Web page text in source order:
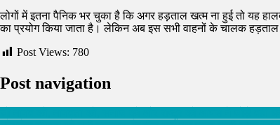
लोगों में इतना पैनिक भर चुका है कि अगर हड़ताल खत्म ना हुई तो यह
का प्रयोग किया जाता है। लेकिन अब इस सभी वाहनों के चालक
Post Views: 780
Post navigation